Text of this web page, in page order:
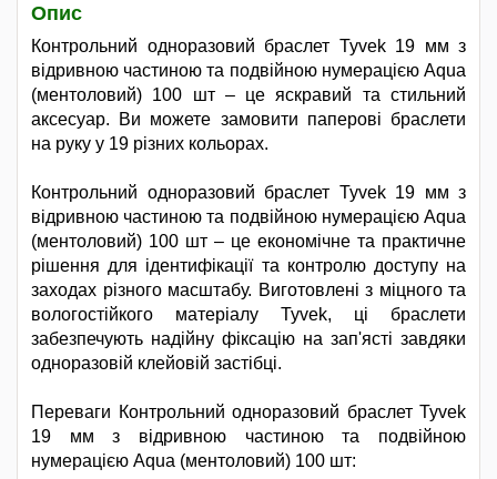
Опис
Контрольний одноразовий браслет Tyvek 19 мм з
відривною частиною та подвійною нумерацією Aqua
(ментоловий) 100 шт – це яскравий та стильний
аксесуар. Ви можете замовити паперові браслети
на руку у 19 різних кольорах.
Контрольний одноразовий браслет Tyvek 19 мм з
відривною частиною та подвійною нумерацією Aqua
(ментоловий) 100 шт – це економічне та практичне
рішення для ідентифікації та контролю доступу на
заходах різного масштабу. Виготовлені з міцного та
вологостійкого матеріалу Tyvek, ці браслети
забезпечують надійну фіксацію на зап'ясті завдяки
одноразовій клейовій застібці.
Переваги Контрольний одноразовий браслет Tyvek
19 мм з відривною частиною та подвійною
нумерацією Aqua (ментоловий) 100 шт: